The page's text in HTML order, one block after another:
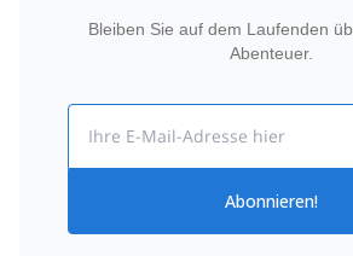
Bleiben Sie auf dem Laufenden
Abenteuer.
Abonnieren!